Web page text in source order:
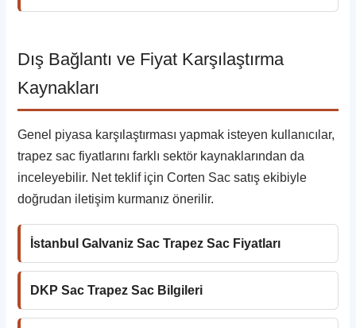
Dış Bağlantı ve Fiyat Karşılaştırma
Kaynakları
Genel piyasa karşılaştırması yapmak isteyen kullanıcılar,
trapez sac fiyatlarını farklı sektör kaynaklarından da
inceleyebilir. Net teklif için Corten Sac satış ekibiyle
doğrudan iletişim kurmanız önerilir.
İstanbul Galvaniz Sac Trapez Sac Fiyatları
DKP Sac Trapez Sac Bilgileri